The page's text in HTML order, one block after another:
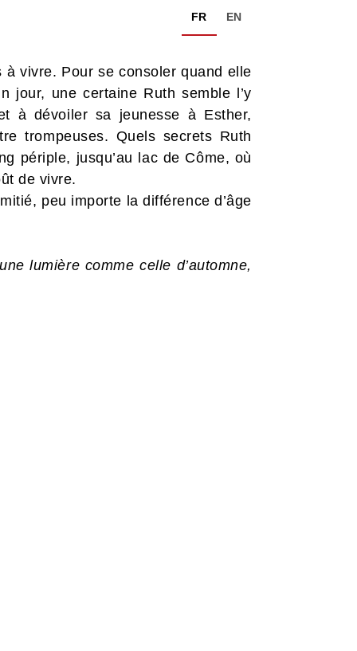
FR EN
vivre. Pour se consoler quand elle
jour, une certaine Ruth semble l’y
à dévoiler sa jeunesse à Esther,
trompeuses. Quels secrets Ruth
périple, jusqu’au lac de Côme, où
de vivre.
peu importe la différence d’âge
lumière comme celle d’automne,